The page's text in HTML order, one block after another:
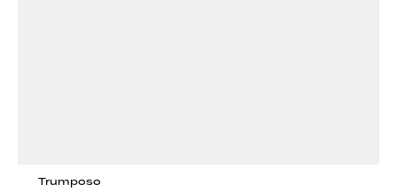
Trumposo